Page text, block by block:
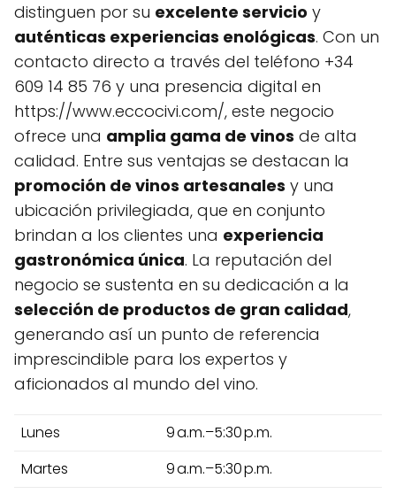
distinguen por su excelente servicio y
auténticas experiencias enológicas. Con un
contacto directo a través del teléfono +34
609 14 85 76 y una presencia digital en
https://www.eccocivi.com/, este negocio
ofrece una amplia gama de vinos de alta
calidad. Entre sus ventajas se destacan la
promoción de vinos artesanales y una
ubicación privilegiada, que en conjunto
brindan a los clientes una experiencia
gastronómica única. La reputación del
negocio se sustenta en su dedicación a la
selección de productos de gran calidad,
generando así un punto de referencia
imprescindible para los expertos y
aficionados al mundo del vino.
Lunes
9 a.m.–5:30 p.m.
Martes
9 a.m.–5:30 p.m.